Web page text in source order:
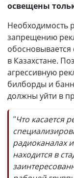
освещены
Необходимость
запрещению
в Казахстане.
агрессивную
билборды и
должны уйти в
"Что касается
радиоканалах
находится в